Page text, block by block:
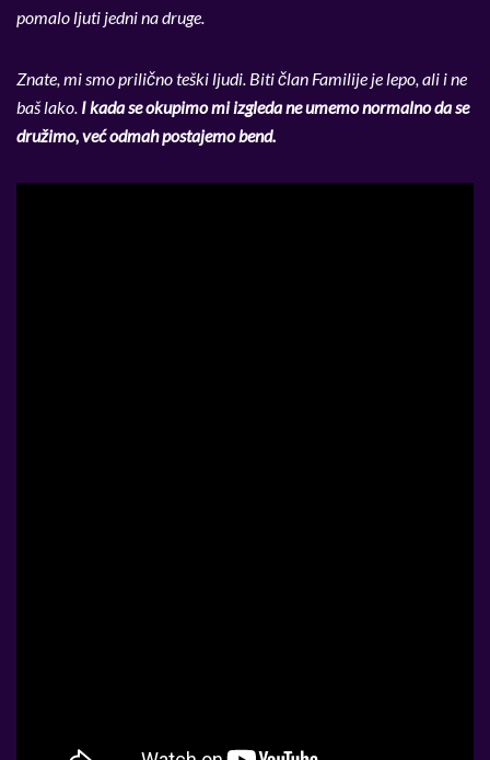
pomalo ljuti jedni na druge.
Znate, mi smo prilično teški ljudi. Biti član Familije je lepo, ali i ne
baš lako. I kada se okupimo mi izgleda ne umemo normalno da se
družimo, već odmah postajemo bend.